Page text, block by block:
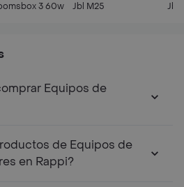
3 60w
Jbl M25
Jbl
Equipos de
de Equipos de
en Rappi?